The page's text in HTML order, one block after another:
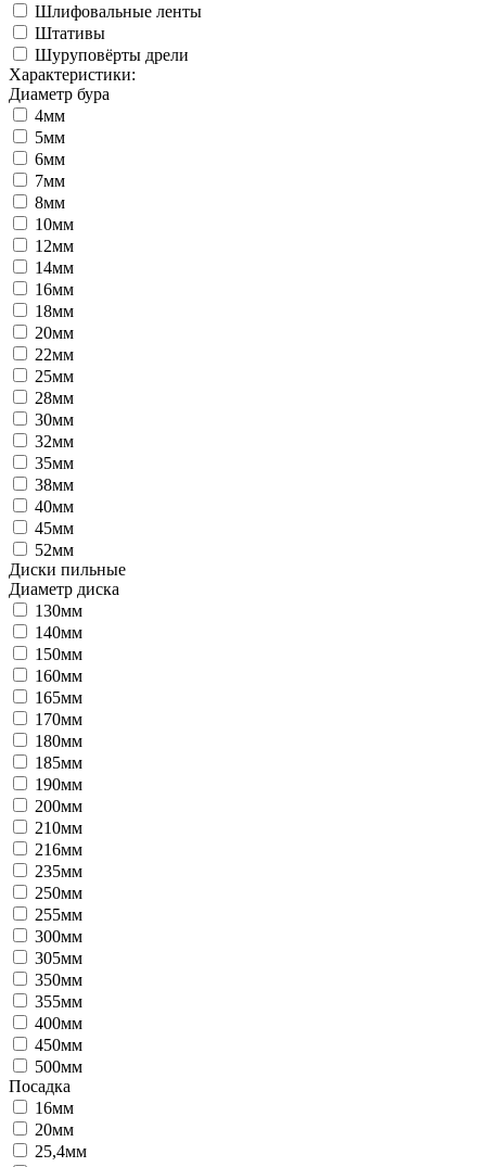
Шлифовальные ленты
Штативы
Шуруповёрты дрели
Характеристики:
Диаметр бура
4мм
5мм
6мм
7мм
8мм
10мм
12мм
14мм
16мм
18мм
20мм
22мм
25мм
28мм
30мм
32мм
35мм
38мм
40мм
45мм
52мм
Диски пильные
Диаметр диска
130мм
140мм
150мм
160мм
165мм
170мм
180мм
185мм
190мм
200мм
210мм
216мм
235мм
250мм
255мм
300мм
305мм
350мм
355мм
400мм
450мм
500мм
Посадка
16мм
20мм
25,4мм